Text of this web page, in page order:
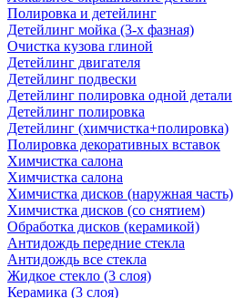
Полировка и детейлинг
Детейлинг мойка (3-х фазная)
Очистка кузова глиной
Детейлинг двигателя
Детейлинг подвески
Детейлинг полировка одной детали
Детейлинг полировка
Детейлинг (химчистка+полировка)
Полировка декоративных вставок
Химчистка салона
Химчистка салона
Химчистка дисков (наружная часть)
Химчистка дисков (со снятием)
Обработка дисков (керамикой)
Антидождь передние стекла
Антидождь все стекла
Жидкое стекло (3 слоя)
Керамика (3 слоя)